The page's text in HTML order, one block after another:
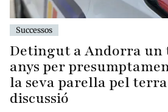
Successos
Detingut a Andorra un
anys per
la seva parella pel
discussió